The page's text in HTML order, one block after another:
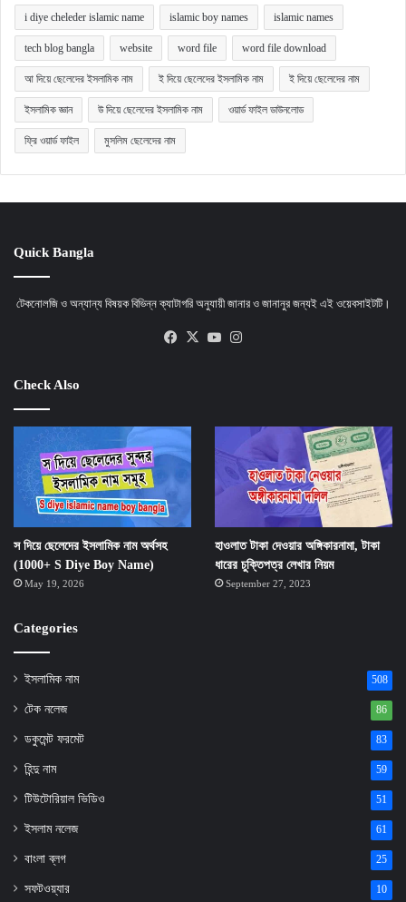
i diye cheleder islamic name islamic boy names islamic names
tech blog bangla website word file word file download
আ দিয়ে ছেলেদের ইসলামিক নাম ই দিয়ে ছেলেদের ইসলামিক নাম ই দিয়ে ছেলেদের নাম
ইসলামিক জ্ঞান উ দিয়ে ছেলেদের ইসলামিক নাম ওয়ার্ড ফাইল ডাউনলোড
ফ্রি ওয়ার্ড ফাইল মুসলিম ছেলেদের নাম
Quick Bangla
টেকনোলজি ও অন্যান্য বিষয়ক বিভিন্ন ক্যাটাগরি অনুযায়ী জানার ও জানানুর জন্যই এই ওয়েবসাইটটি।
Facebook
X YouTube
Check Also
স দিয়ে ছেলেদের ইসলামিক নাম অর্থসহ
(1000+ S Diye Boy Name)
May 19, 2026
হাওলাত টাকা দেওয়ার অঙ্গিকারনামা, টাকা
ধারের চুক্তিপত্র লেখার নিয়ম
September 27, 2023
Categories
ইসলামিক নাম 508
টেক নলেজ 86
ডকুমেন্ট ফরমেট 83
হিন্দু নাম 59
টিউটোরিয়াল ভিডিও 51
ইসলাম নলেজ 61
বাংলা ব্লগ 25
সফটওয়্যার 10